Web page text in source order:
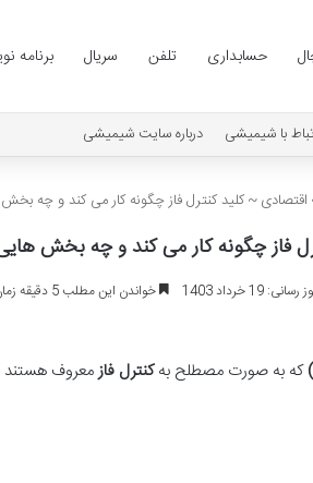
حسابداری تلفن سریال برنامه
با شیمیشی درباره سایت شیمیشی
اقتصادی~کلید کنترل فاز چگونه کار می کند و چه
فاز چگونه کار می کند و چه بخش
19 خرداد 1403 خواندن این مطلب 5 دقیقه زمان میبرد
که به صورت مصطلح بهکنترل فازمعروف هستند